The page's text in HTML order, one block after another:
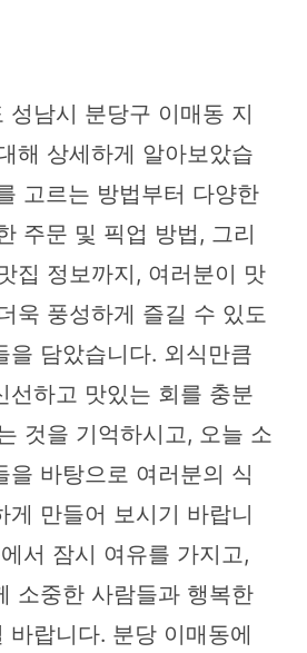
성남시 분당구 이매동 지
해 상세하게 알아보았습
고르는 방법부터 다양한
주문 및 픽업 방법, 그리
집 정보까지, 여러분이 맛
욱 풍성하게 즐길 수 있도
을 담았습니다. 외식만큼
선하고 맛있는 회를 충분
것을 기억하시고, 오늘 소
을 바탕으로 여러분의 식
게 만들어 보시기 바랍니
서 잠시 여유를 가지고,
소중한 사람들과 행복한
바랍니다. 분당 이매동에